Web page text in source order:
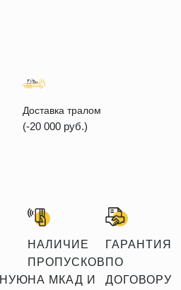
Доставка тралом
(-20 000 руб.)
НАЛИЧИЕ
ПРОПУСКОВ
НА МКАД И
ГАРАНТИЯ
ПО
ДОГОВОРУ